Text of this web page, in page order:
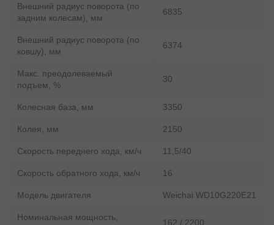
Внешний радиус поворота (по
задним колесам), мм
6835
Внешний радиус поворота (по
ковшу), мм
6374
Макс. преодолеваемый
подъем, %
30
Колесная база, мм 3350
Колея, мм 2150
Скорость переднего хода, км/ч 11,5/40
Скорость обратного хода, км/ч 16
Модель двигателя Weichai WD10G220E21
Номинальная мощность,
162 / 2200